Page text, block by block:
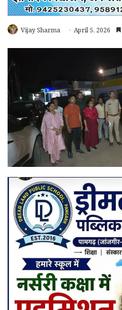
Vijay Sharma April 5, 2026